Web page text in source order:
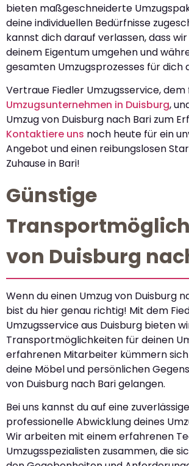
bieten maßgeschneiderte
deine individuellen Bedürfnisse
kannst dich darauf verlassen, dass
deinem Eigentum umgehen und
gesamten Umzugsprozesses für dich
Vertraue Fiedler Umzugsservice,
Umzugsunternehmen in Duisburg,
Umzug von Duisburg nach Bari zum
Kontaktiere uns noch heute für ein
Angebot und einen reibungslosen
Zuhause in Bari!
Günstige
von Duisburg
Wenn du einen Umzug von Duisburg
bist du hier genau richtig! Mit dem
Umzugsservice aus Duisburg bieten
Transportmöglichkeiten für deinen
erfahrenen Mitarbeiter kümmern
deine Möbel und persönlichen
von Duisburg nach Bari gelangen.
Bei uns kannst du auf eine
professionelle Abwicklung deines
Wir arbeiten mit einem erfahrenen
Umzugsspezialisten zusammen, die